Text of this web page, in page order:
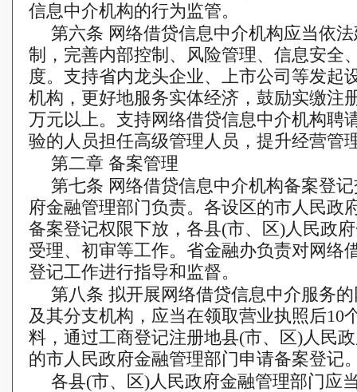
信息中介机构的行为监管。
第六条 网络借贷信息中介机构应当依
制，完善内部控制、风险管理、信息安全
度。支持省内龙头企业、上市公司等发起
机构，更好地服务实体经济，鼓励实缴注
万元以上。支持网络借贷信息中介机构聘
验的人员担任高级管理人员，提升经营管
第二章 备案管理
第七条 网络借贷信息中介机构备案登
府金融管理部门负责。各设区的市人民政
备案登记权限下放，各县(市、区)人民政
受理、初审等工作。省金融办负责对网络
登记工作进行指导和监督。
第八条 拟开展网络借贷信息中介服务
及其分支机构，应当在领取营业执照后10
料，通过工商登记注册地县(市、区)人民
的市人民政府金融管理部门申请备案登记
各县(市、区)人民政府金融管理部门应